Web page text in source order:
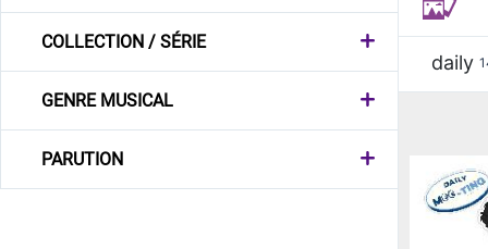
COLLECTION / SÉRIE
GENRE MUSICAL
PARUTION
daily